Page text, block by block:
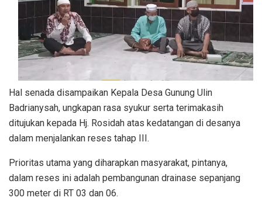
Hal senada disampaikan Kepala Desa Gunung Ulin
Badrianysah, ungkapan rasa syukur serta terimakasih
ditujukan kepada Hj. Rosidah atas kedatangan di desanya
dalam menjalankan reses tahap III.
Prioritas utama yang diharapkan masyarakat, pintanya,
dalam reses ini adalah pembangunan drainase sepanjang
300 meter di RT 03 dan 06.